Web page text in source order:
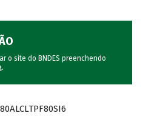
o site do BNDES preenchendo
.